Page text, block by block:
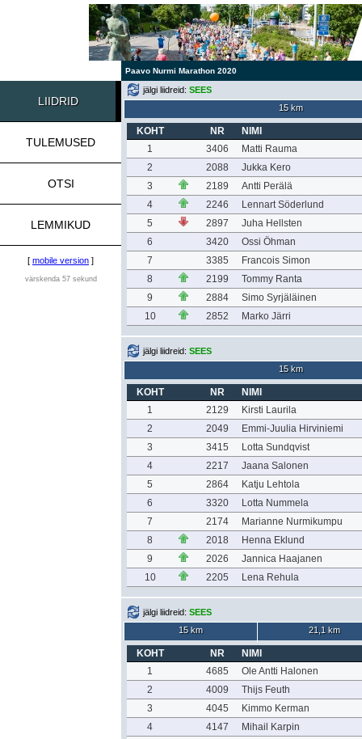
Paavo Nurmi Marathon 2020
LIIDRID
TULEMUSED
OTSI
LEMMIKUD
[ mobile version ]
värskenda 57 sekund
jälgi liidreid: SEES
15 km
KOHT NR
NIMI
1
3406
Matti Rauma
2
2088
Jukka Kero
3
2189
Antti Perälä
4
2246
Lennart Söderlund
5
2897
Juha Hellsten
6
3420
Ossi Öhman
7
3385
Francois Simon
8
2199
Tommy Ranta
9
2884
Simo Syrjäläinen
10
2852 Marko Järri
jälgi liidreid: SEES
15 km
KOHT NR
NIMI
1
2129
Kirsti Laurila
2
2049
Emmi-Juulia Hirviniemi
3
3415
Lotta Sundqvist
4
2217
Jaana Salonen
5
2864
Katju Lehtola
6
3320
Lotta Nummela
7
2174
Marianne Nurmikumpu
8
2018
Henna Eklund
9
2026
Jannica Haajanen
10
2205 Lena Rehula
jälgi liidreid: SEES
15 km
21,1 km
KOHT NR
NIMI
1
4685
Ole Antti Halonen
2
4009
Thijs Feuth
3
4045
Kimmo Kerman
4
4147
Mihail Karpin